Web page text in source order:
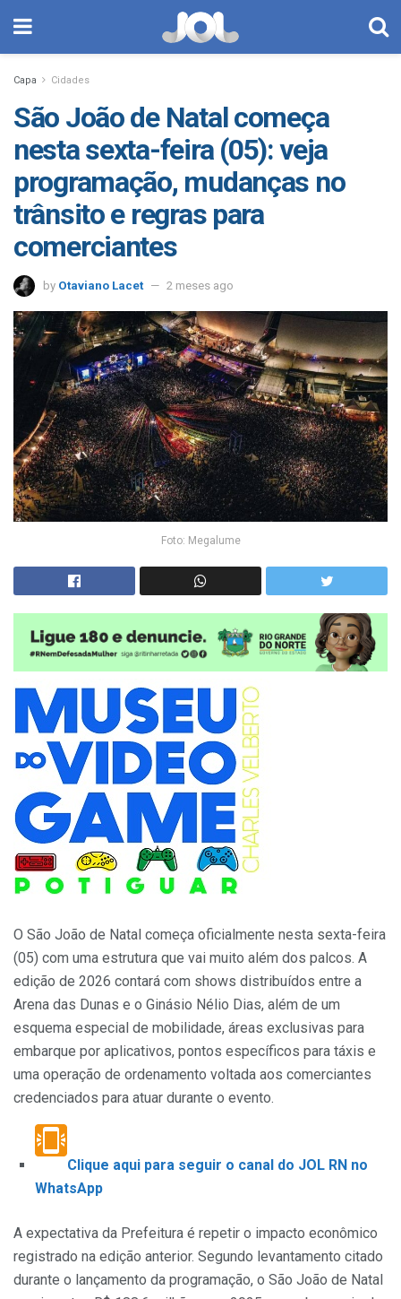
Capa Cidades
São João de Natal começa
nesta sexta-feira (05): veja
programação, mudanças no
trânsito e regras para
comerciantes
by Otaviano Lacet 2 meses ago
Foto: Megalume
O São João de Natal começa oficialmente nesta sexta-feira
(05) com uma estrutura que vai muito além dos palcos. A
edição de 2026 contará com shows distribuídos entre a
Arena das Dunas e o Ginásio Nélio Dias, além de um
esquema especial de mobilidade, áreas exclusivas para
embarque por aplicativos, pontos específicos para táxis e
uma operação de ordenamento voltada aos comerciantes
credenciados para atuar durante o evento.
Clique aqui para seguir o canal do JOL RN no
WhatsApp
A expectativa da Prefeitura é repetir o impacto econômico
registrado na edição anterior. Segundo levantamento citado
durante o lançamento da programação, o São João de Natal